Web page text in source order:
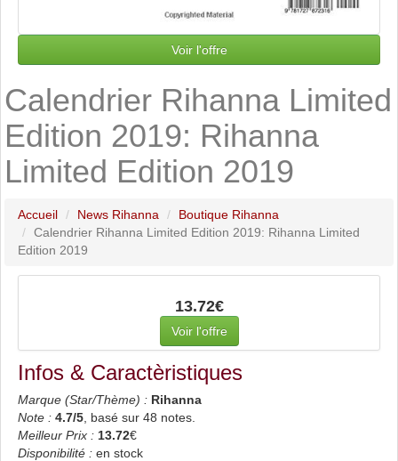
Voir l'offre
Calendrier Rihanna Limited
Edition 2019: Rihanna
Limited Edition 2019
Accueil News Rihanna
Boutique Rihanna
Calendrier Rihanna Limited Edition 2019: Rihanna Limited
Edition 2019
13.72€
Voir l'offre
Infos & Caractèristiques
Marque (Star/Thème) : Rihanna
Note : 4.7/5 , basé sur 48 notes.
Meilleur Prix : 13.72€
Disponibilité : en stock